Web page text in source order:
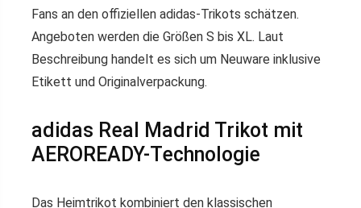
Fans an den offiziellen adidas-Trikots schätzen.
Angeboten werden die Größen S bis XL. Laut
Beschreibung handelt es sich um Neuware inklusive
Etikett und Originalverpackung.
adidas Real Madrid Trikot mit
AEROREADY-Technologie
Das Heimtrikot kombiniert den klassischen